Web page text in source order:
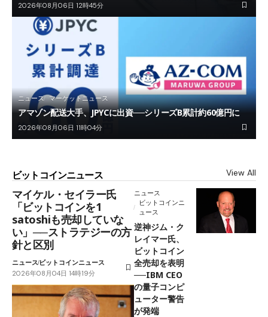
2026年08月06日 12時45分
ニュース マーケットニュース
アマゾン配送大手、JPYCに出資──シリーズB累計約60億円に
2026年08月06日 11時04分
ビットコインニュース View All
マイケル・セイラー氏
「ビットコインを1
satoshiも売却していな
い」──ストラテジーの方
針と区別
ニュースビットコインニュース
2026年08月04日 14時19分
ニュース
ビットコインニ
ュース
逆神ジム・ク
レイマー氏、
ビットコイン
全売却を表明
──IBM CEO
の量子コンピ
ューター警告
が発端